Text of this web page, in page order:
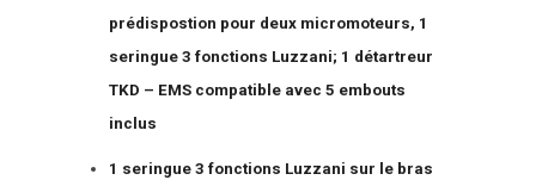
prédispostion pour deux micromoteurs, 1
seringue 3 fonctions Luzzani; 1 détartreur
TKD – EMS compatible avec 5 embouts
inclus
1 seringue 3 fonctions Luzzani sur le bras